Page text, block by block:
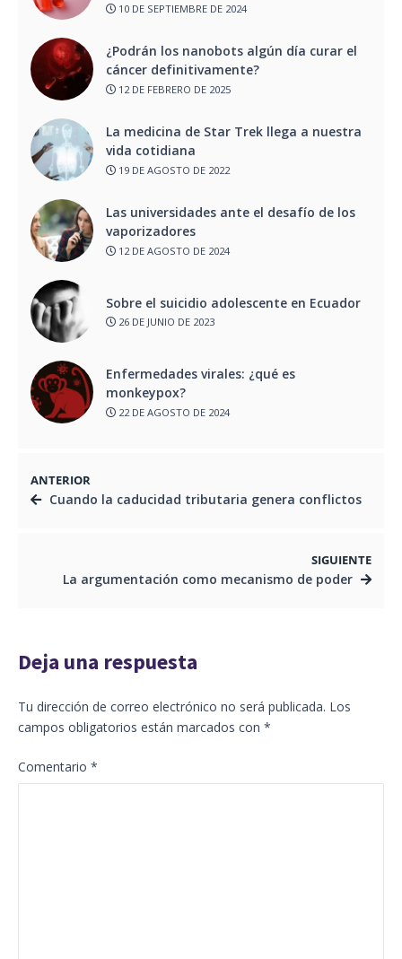
10 DE SEPTIEMBRE DE 2024
¿Podrán los nanobots algún día curar el
cáncer definitivamente?
12 DE FEBRERO DE 2025
La medicina de Star Trek llega a nuestra
vida cotidiana
19 DE AGOSTO DE 2022
Las universidades ante el desafío de los
vaporizadores
12 DE AGOSTO DE 2024
Sobre el suicidio adolescente en Ecuador
26 DE JUNIO DE 2023
Enfermedades virales: ¿qué es
monkeypox?
22 DE AGOSTO DE 2024
ANTERIOR
Cuando la caducidad tributaria genera conflictos
SIGUIENTE
La argumentación como mecanismo de poder
Deja una respuesta
Tu dirección de correo electrónico no será publicada. Los
campos obligatorios están marcados con *
Comentario *